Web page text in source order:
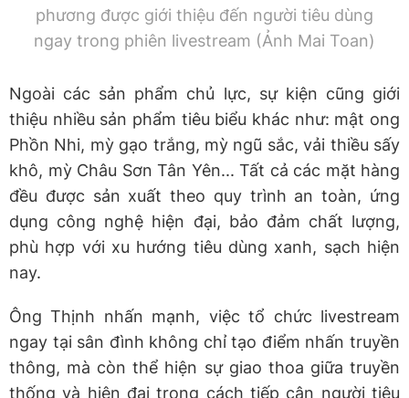
phương được giới thiệu đến người tiêu dùng
ngay trong phiên livestream (Ảnh Mai Toan)
Ngoài các sản phẩm chủ lực, sự kiện cũng giới
thiệu nhiều sản phẩm tiêu biểu khác như: mật ong
Phồn Nhi, mỳ gạo trắng, mỳ ngũ sắc, vải thiều sấy
khô, mỳ Châu Sơn Tân Yên... Tất cả các mặt hàng
đều được sản xuất theo quy trình an toàn, ứng
dụng công nghệ hiện đại, bảo đảm chất lượng,
phù hợp với xu hướng tiêu dùng xanh, sạch hiện
nay.
Ông Thịnh nhấn mạnh, việc tổ chức livestream
ngay tại sân đình không chỉ tạo điểm nhấn truyền
thông, mà còn thể hiện sự giao thoa giữa truyền
thống và hiện đại trong cách tiếp cận người tiêu